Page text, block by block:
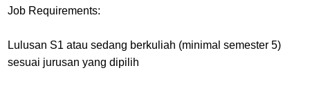
Job Requirements:
Lulusan S1 atau sedang berkuliah (minimal semester 5)
sesuai jurusan yang dipilih